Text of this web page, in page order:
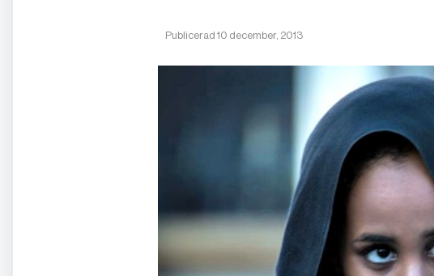
Publicerad 10 december, 2013